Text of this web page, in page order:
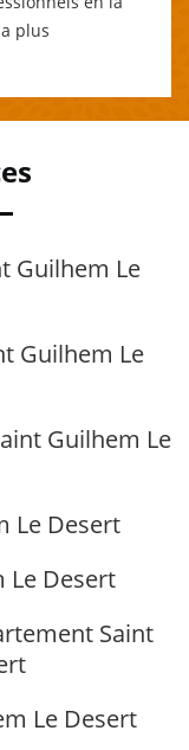
plus
Guilhem Le
Guilhem Le
Guilhem Le
Le Desert
Le Desert
Saint
Le Desert